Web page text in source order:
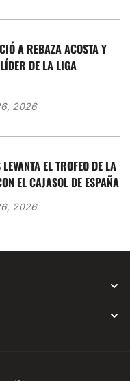
A REBAZA ACOSTA Y
DE LA LIGA
2026
EL TROFEO DE LA
EL CAJASOL DE ESPAÑA
2026